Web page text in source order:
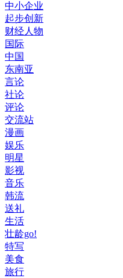
中小企业
起步创新
财经人物
国际
中国
东南亚
言论
社论
评论
交流站
漫画
娱乐
明星
影视
音乐
韩流
送礼
生活
壮龄go!
特写
美食
旅行